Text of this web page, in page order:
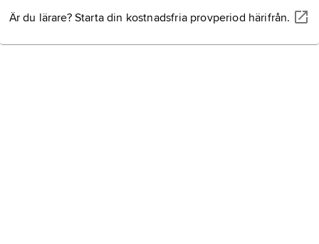
Är du lärare? Starta din kostnadsfria provperiod härifrån.